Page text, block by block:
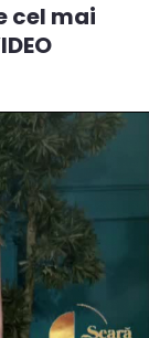
cel mai